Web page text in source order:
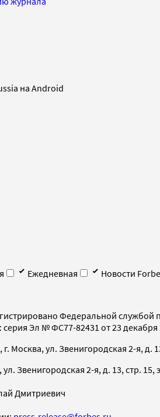
на Android
Ежедневная
Новости
Федеральной
Эл № ФС77-82431 от 23 декабря
Москва, ул. Звенигородская 2-я, д.
Звенигородская 2-я, д. 13, стр. 15,
Дмитриевич